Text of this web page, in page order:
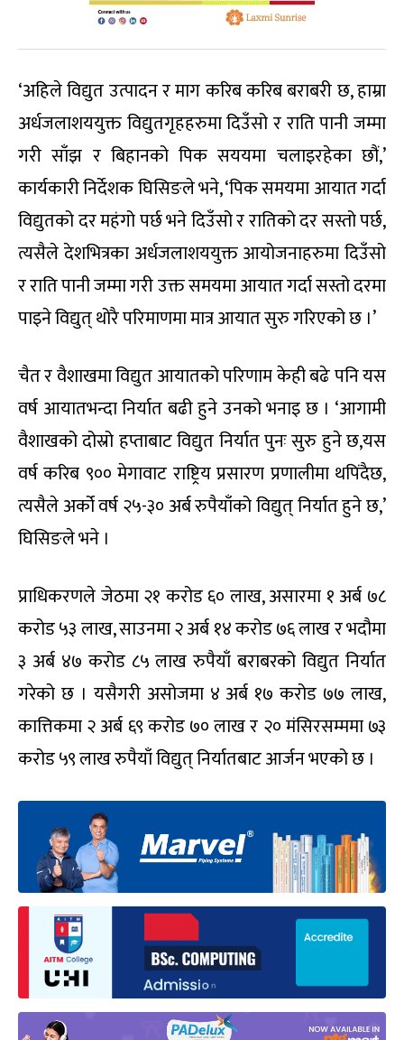
‘अहिले विद्युत उत्पादन र माग करिब करिब बराबरी छ, हाम्रा
अर्धजलाशययुक्त विद्युतगृहहरुमा दिउँसो र राति पानी जम्मा
गरी साँझ र बिहानको पिक सययमा चलाइरहेका छौं,’
कार्यकारी निर्देशक घिसिङले भने, ‘पिक समयमा आयात गर्दा
विद्युतको दर महंगो पर्छ भने दिउँसो र रातिको दर सस्तो पर्छ,
त्यसैले देशभित्रका अर्धजलाशययुक्त आयोजनाहरुमा दिउँसो
र राति पानी जम्मा गरी उक्त समयमा आयात गर्दा सस्तो दरमा
पाइने विद्युत् थोरै परिमाणमा मात्र आयात सुरु गरिएको छ ।’
चैत र वैशाखमा विद्युत आयातको परिणाम केही बढे पनि यस
वर्ष आयातभन्दा निर्यात बढी हुने उनको भनाइ छ । ‘आगामी
वैशाखको दोस्रो हप्ताबाट विद्युत निर्यात पुनः सुरु हुने छ,यस
वर्ष करिब ९०० मेगावाट राष्ट्रिय प्रसारण प्रणालीमा थपिंदैछ,
त्यसैले अर्को वर्ष २५-३० अर्ब रुपैयाँको विद्युत् निर्यात हुने छ,’
घिसिङले भने ।
प्राधिकरणले जेठमा २१ करोड ६० लाख, असारमा १ अर्ब ७८
करोड ५३ लाख, साउनमा २ अर्ब १४ करोड ७६ लाख र भदौमा
३ अर्ब ४७ करोड ८५ लाख रुपैयाँ बराबरको विद्युत निर्यात
गरेको छ । यसैगरी असोजमा ४ अर्ब १७ करोड ७७ लाख,
कात्तिकमा २ अर्ब ६९ करोड ७० लाख र २० मंसिरसम्ममा ७३
करोड ५९ लाख रुपैयाँ विद्युत् निर्यातबाट आर्जन भएको छ ।